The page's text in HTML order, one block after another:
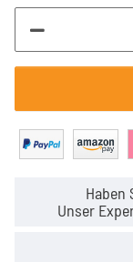
Haben
Unser